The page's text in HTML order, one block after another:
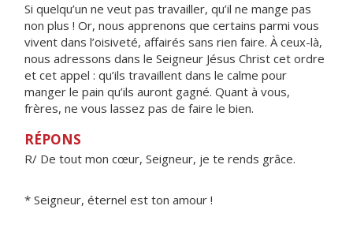
Si quelqu’un ne veut pas travailler, qu’il ne mange pas
non plus ! Or, nous apprenons que certains parmi vous
vivent dans l’oisiveté, affairés sans rien faire. À ceux-là,
nous adressons dans le Seigneur Jésus Christ cet ordre
et cet appel : qu’ils travaillent dans le calme pour
manger le pain qu’ils auront gagné. Quant à vous,
frères, ne vous lassez pas de faire le bien.
RÉPONS
R/ De tout mon cœur, Seigneur, je te rends grâce.
* Seigneur, éternel est ton amour !